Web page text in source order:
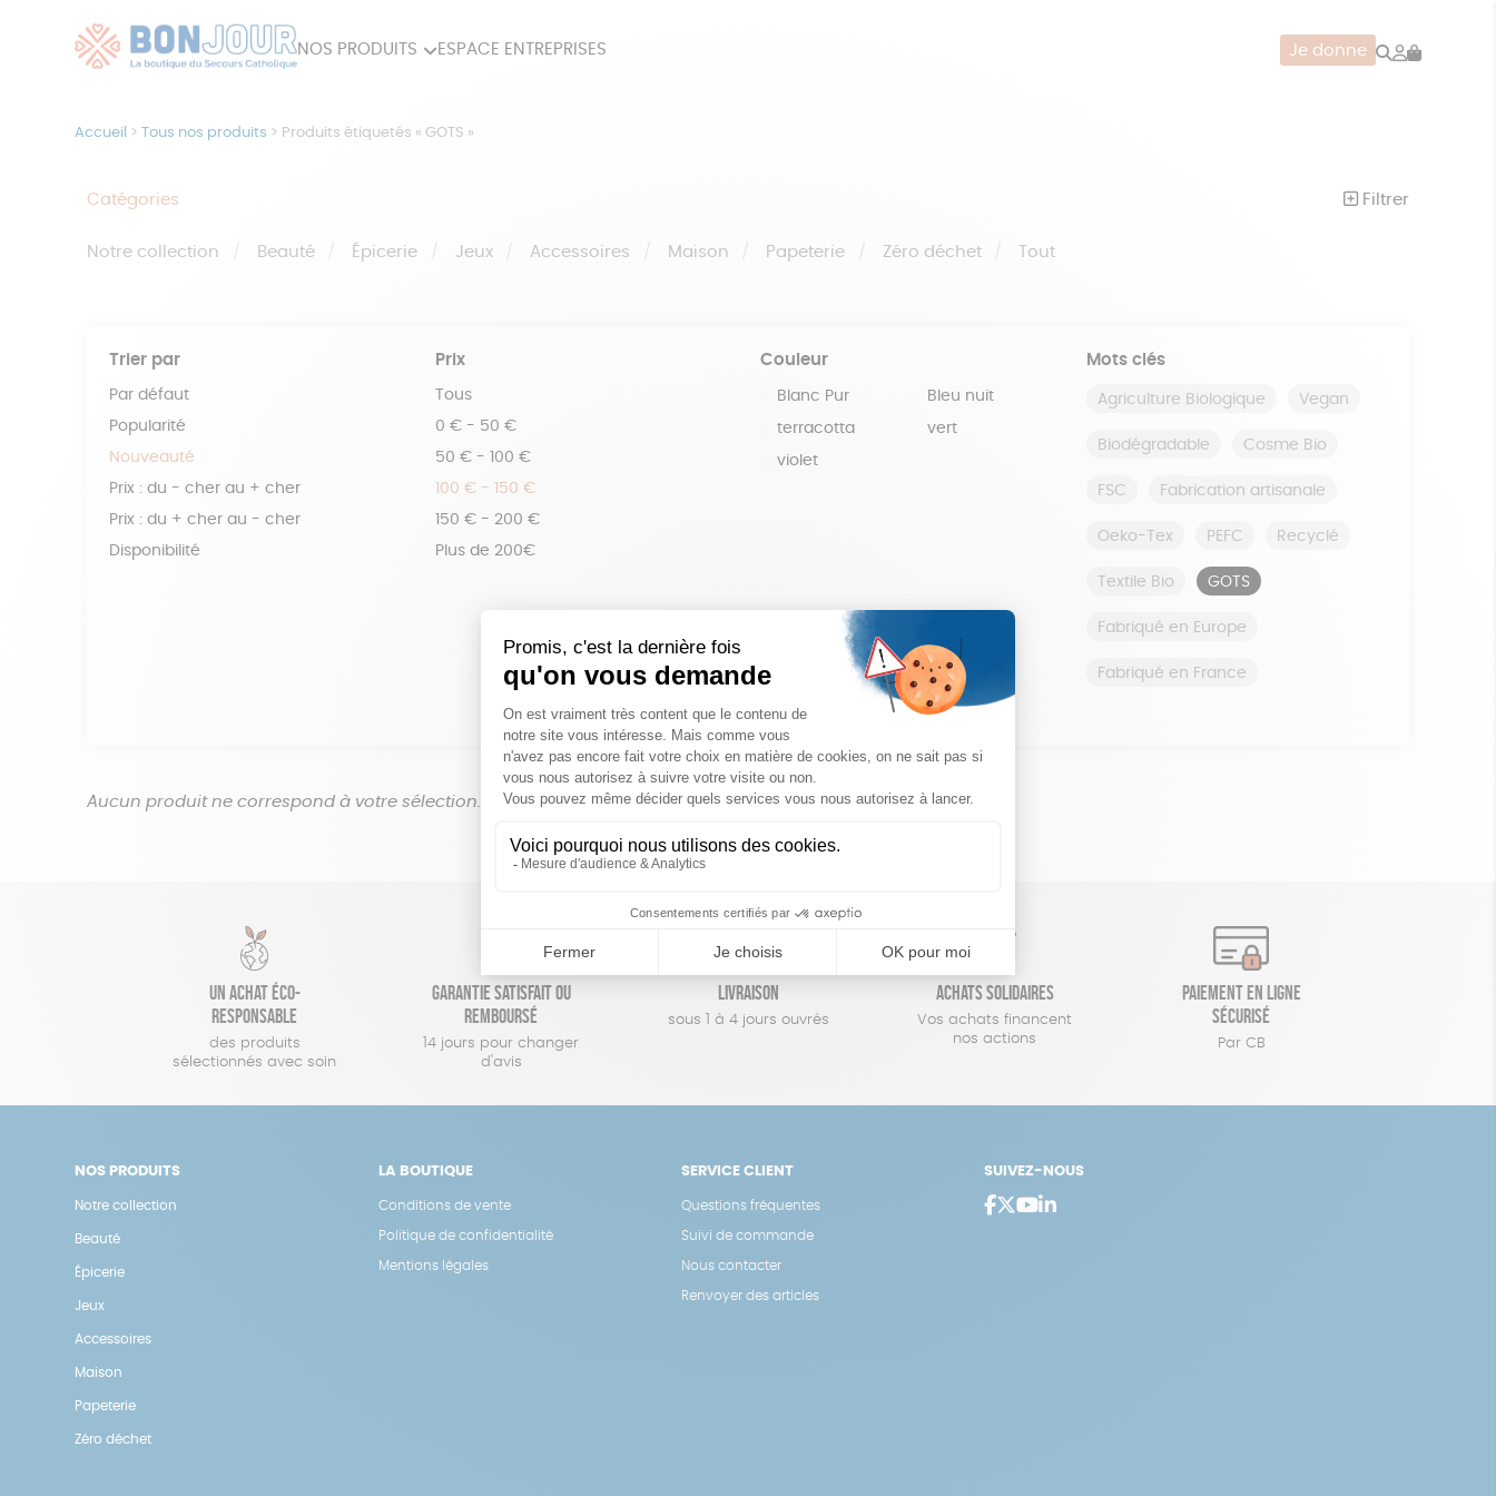
NOS PRODUITS ESPACE ENTREPRISES Je donne Rechercher
Mon
Accueil >Tous nos produits > Produits étiquetés « GOTS »
Catégories Filtrer
Notre collection Beauté Épicerie Jeux Accessoires Maison Papeterie Zéro déchet Tout
Trier par
Par défaut
Popularité
Nouveauté
Prix : du - cher au + cher
Prix : du + cher au - cher
Disponibilité
Prix
Tous
0 € - 50 €
50 € - 100 €
100 € - 150 €
150 € - 200 €
Plus de 200€
Couleur
Blanc Pur Bleu nuit
terracotta vert
violet
Mots clés
Agriculture Biologique Vegan
Biodégradable Cosme Bio
FSC Fabrication artisanale
Oeko-Tex PEFC Recyclé
Textile Bio GOTS
Fabriqué en Europe
Fabriqué en France
réinitialiser les filtres
Aucun produit ne correspond à votre sélection.
Un achat éco-
responsable
des produits
sélectionnés avec soin
Garantie satisfait ou
remboursé
14 jours pour changer
d'avis
Livraison
sous 1 à 4 jours ouvrés
Achats solidaires
Vos achats financent
nos actions
Paiement en ligne
sécurisé
Par CB
NOS PRODUITS
Notre collection
Beauté
Épicerie
Jeux
Accessoires
Maison
Papeterie
Zéro déchet
LA BOUTIQUE
Conditions de vente
Politique de confidentialité
Mentions légales
SERVICE CLIENT
Questions fréquentes
Suivi de commande
Nous contacter
Renvoyer des articles
SUIVEZ-NOUS